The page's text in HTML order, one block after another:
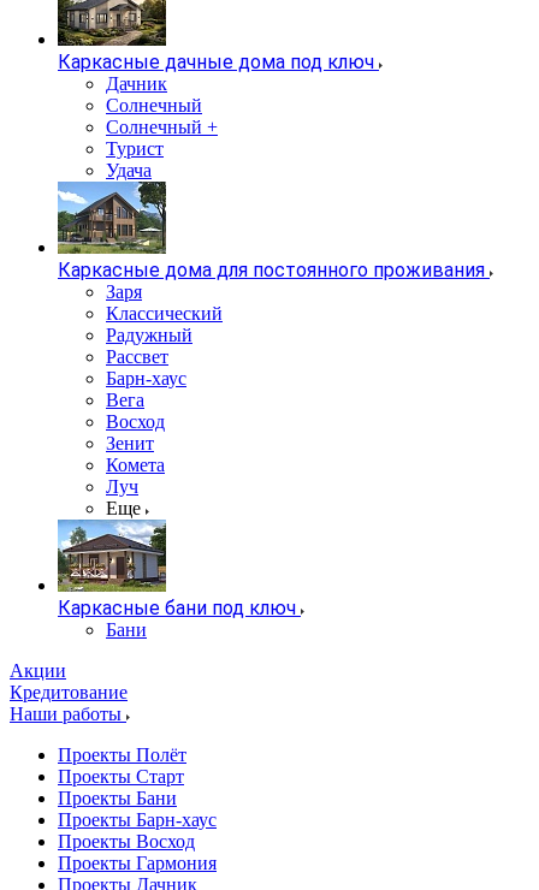
Каркасные дачные дома под ключ
Дачник
Солнечный
Солнечный +
Турист
Удача
Каркасные дома для постоянного проживания
Заря
Классический
Радужный
Рассвет
Барн-хаус
Вега
Восход
Зенит
Комета
Луч
Еще
Каркасные бани под ключ
Бани
Акции
Кредитование
Наши работы
Проекты Полёт
Проекты Старт
Проекты Бани
Проекты Барн-хаус
Проекты Восход
Проекты Гармония
Проекты Дачник